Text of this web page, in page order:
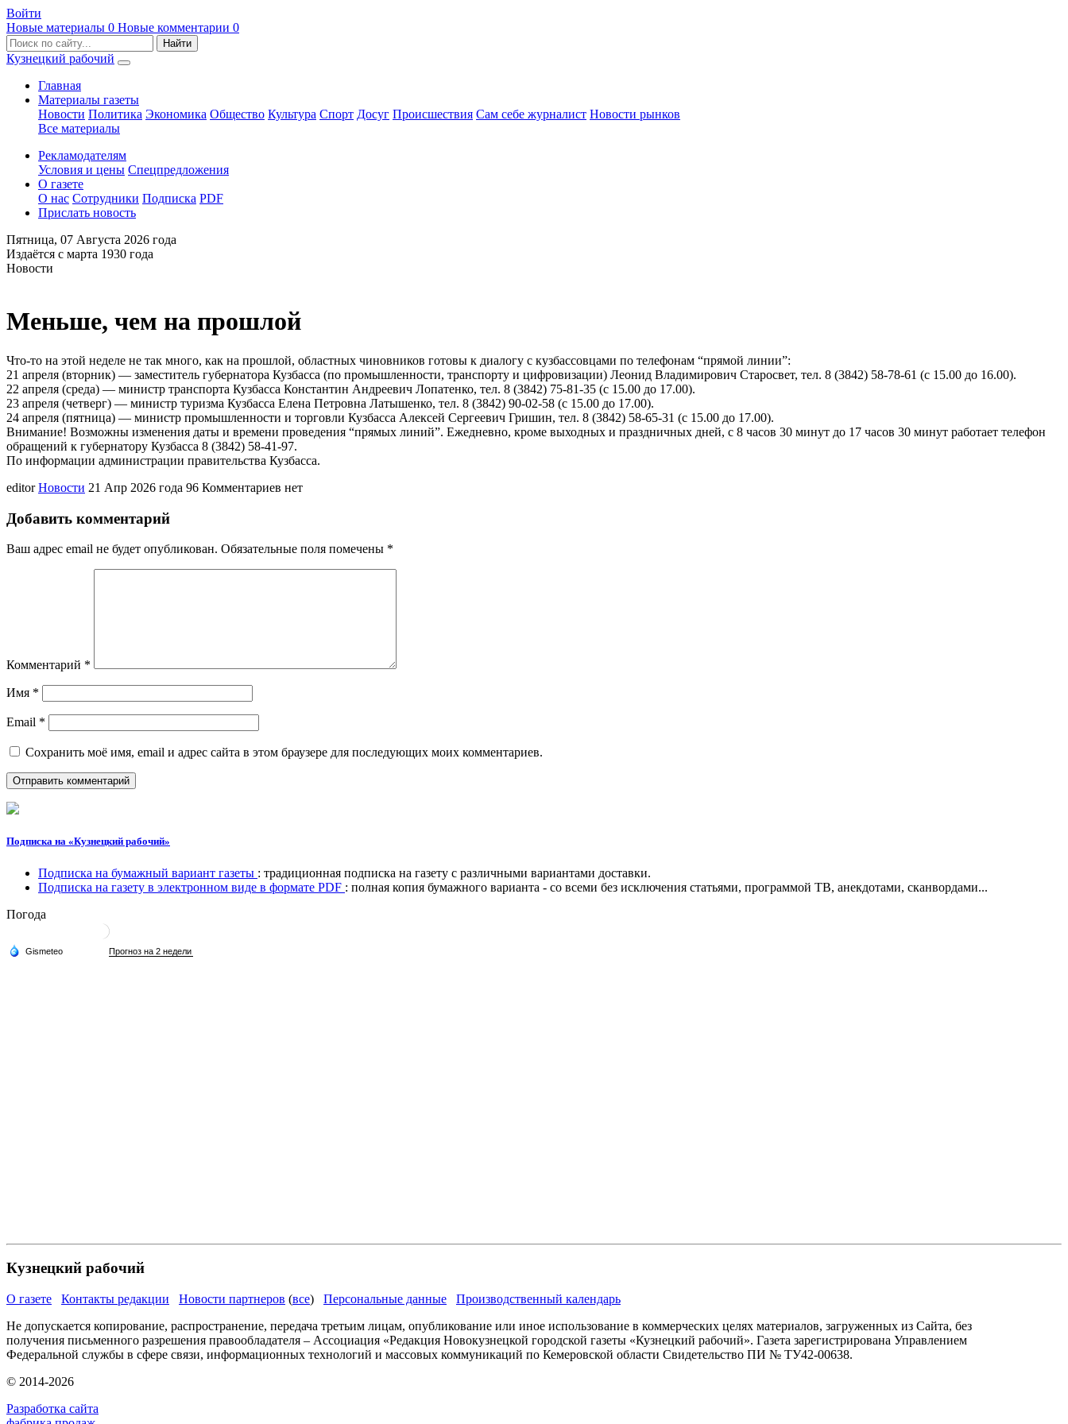
Войти
Новые материалы 0 Новые комментарии 0
Кузнецкий рабочий
Главная
Материалы газеты
Новости Политика Экономика Общество Культура Спорт Досуг Происшествия Сам себе журналист Новости рынков
Все материалы
Рекламодателям
Условия и цены Спецпредложения
О газете
О нас Сотрудники Подписка PDF
Прислать новость
Пятница, 07 Августа 2026 года
Издаётся с марта 1930 года
Новости
Меньше, чем на прошлой
Что-то на этой неделе не так много, как на прошлой, областных чиновников готовы к диалогу с кузбассовцами по телефонам “прямой линии”:
21 апреля (вторник) — заместитель губернатора Кузбасса (по промышленности, транспорту и цифровизации) Леонид Владимирович Старосвет, тел. 8 (3842) 58-78-61 (с 15.00 до 16.00).
22 апреля (среда) — министр транспорта Кузбасса Константин Андреевич Лопатенко, тел. 8 (3842) 75-81-35 (с 15.00 до 17.00).
23 апреля (четверг) — министр туризма Кузбасса Елена Петровна Латышенко, тел. 8 (3842) 90-02-58 (с 15.00 до 17.00).
24 апреля (пятница) — министр промышленности и торговли Кузбасса Алексей Сергеевич Гришин, тел. 8 (3842) 58-65-31 (с 15.00 до 17.00).
Внимание! Возможны изменения даты и времени проведения “прямых линий”. Ежедневно, кроме выходных и праздничных дней, с 8 часов 30 минут до 17 часов 30 минут работает телефон
обращений к губернатору Кузбасса 8 (3842) 58-41-97.
По информации администрации правительства Кузбасса.
editor Новости 21 Апр 2026 года 96 Комментариев нет
Добавить комментарий
Ваш адрес email не будет опубликован. Обязательные поля помечены *
Комментарий *
Имя *
Email *
Сохранить моё имя, email и адрес сайта в этом браузере для последующих моих комментариев.
Подписка на «Кузнецкий рабочий»
Подписка на бумажный вариант газеты : традиционная подписка на газету с различными вариантами доставки.
Подписка на газету в электронном виде в формате PDF : полная копия бумажного варианта - со всеми без исключения статьями, программой ТВ, анекдотами, сканвордами...
Погода
Кузнецкий рабочий
О газете Контакты редакции Новости партнеров (все) Персональные данные
Производственный календарь
Не допускается копирование, распространение, передача третьим лицам, опубликование или иное использование в коммерческих целях материалов, загруженных из Сайта, без
получения письменного разрешения правообладателя – Ассоциация «Редакция Новокузнецкой городской газеты «Кузнецкий рабочий». Газета зарегистрирована Управлением
Федеральной службы в сфере связи, информационных технологий и массовых коммуникаций по Кемеровской области Свидетельство ПИ № ТУ42-00638.
© 2014-2026
Разработка сайта